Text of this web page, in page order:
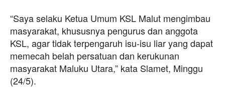
“Saya selaku Ketua Umum KSL Malut mengimbau
masyarakat, khususnya pengurus dan anggota
KSL, agar tidak terpengaruh isu-isu liar yang dapat
memecah belah persatuan dan kerukunan
masyarakat Maluku Utara,” kata Slamet, Minggu
(24/5).